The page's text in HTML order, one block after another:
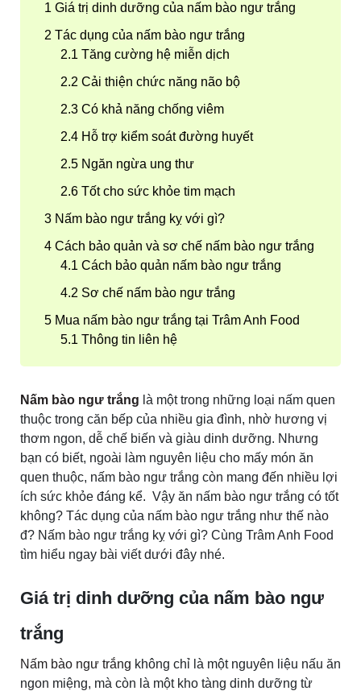
Giá trị dinh dưỡng của nấm bào ngư trắng
Tác dụng của nấm bào ngư trắng
Tăng cường hệ miễn dịch
Cải thiện chức năng não bộ
Có khả năng chống viêm
Hỗ trợ kiểm soát đường huyết
Ngăn ngừa ung thư
Tốt cho sức khỏe tim mạch
Nấm bào ngư trắng kỵ với gì?
Cách bảo quản và sơ chế nấm bào ngư trắng
Cách bảo quản nấm bào ngư trắng
Sơ chế nấm bào ngư trắng
Mua nấm bào ngư trắng tại Trâm Anh Food
Thông tin liên hệ
Nấm bào ngư trắng là một trong những loại nấm quen
thuộc trong căn bếp của nhiều gia đình, nhờ hương vị
thơm ngon, dễ chế biến và giàu dinh dưỡng. Nhưng
bạn có biết, ngoài làm nguyên liệu cho mấy món ăn
quen thuộc, nấm bào ngư trắng còn mang đến nhiều lợi
ích sức khỏe đáng kể. Vậy ăn nấm bào ngư trắng có tốt
không? Tác dụng của nấm bào ngư trắng như thế nào
đ? Nấm bào ngư trắng kỵ với gì? Cùng Trâm Anh Food
tìm hiểu ngay bài viết dưới đây nhé.
Giá trị dinh dưỡng của nấm bào ngư
trắng
Nấm bào ngư trắng không chỉ là một nguyên liệu nấu ăn
ngon miệng, mà còn là một kho tàng dinh dưỡng từ